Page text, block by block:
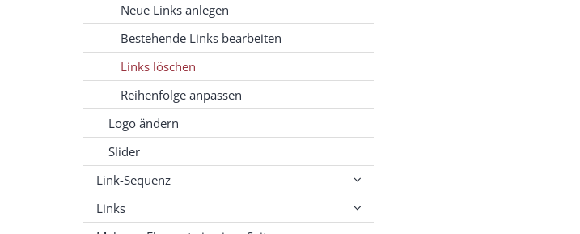
Neue Links anlegen
Bestehende Links bearbeiten
Links löschen
Reihenfolge anpassen
Logo ändern
Slider
Link-Sequenz
Links